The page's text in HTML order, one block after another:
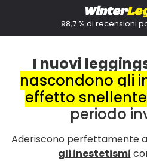
Winter
98,7 % di
I nuovi
nascondono gli
effetto snellente
periodo
Aderiscono perfettamente
gli inestetismi